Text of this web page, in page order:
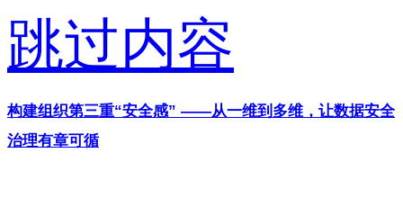
跳过内容
构建组织第三重“安全感” ——从一维到多维，让数据安全
治理有章可循